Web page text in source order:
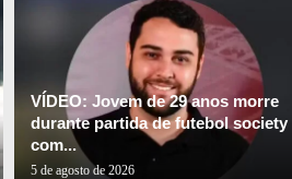
VÍDEO: Jovem de 29 anos morre
durante partida de futebol society
com...
5 de agosto de 2026